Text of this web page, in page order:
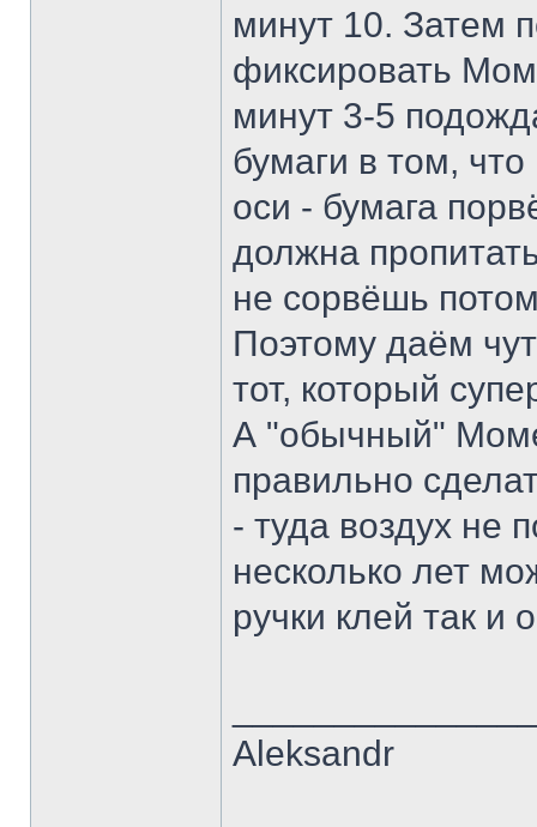
минут 10. Затем
фиксировать
минут 3-5
бумаги в том,
оси - бумага
должна
не сорвёшь
Поэтому даём
тот, который
А "обычный"
правильно
- туда воздух не
несколько лет
ручки клей так и
Aleksandr